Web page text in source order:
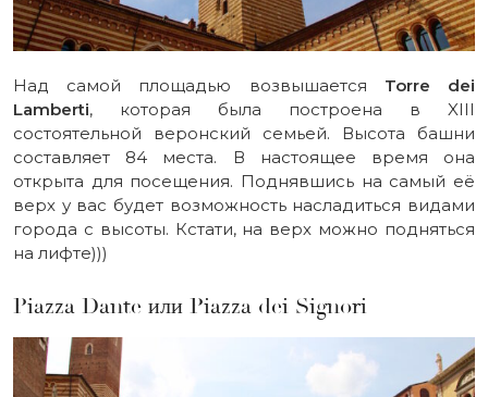
Над самой площадью возвышается Torre dei
Lamberti, которая была построена в XIII
состоятельной веронский семьей. Высота башни
составляет 84 места. В настоящее время она
открыта для посещения. Поднявшись на самый её
верх у вас будет возможность насладиться видами
города с высоты. Кстати, на верх можно подняться
на лифте)))
Piazza Dante или Piazza dei Signori